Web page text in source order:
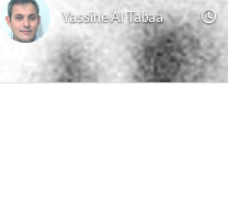
Yassine Al Tabaa